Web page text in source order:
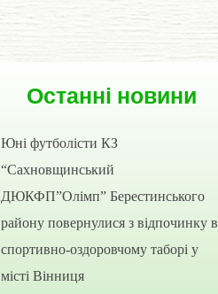
Останні новини
Юні футболісти КЗ
“Сахновщинський
ДЮКФП”Олімп” Берестинського
району повернулися з відпочинку в
спортивно-оздоровчому таборі у
місті Вінниця